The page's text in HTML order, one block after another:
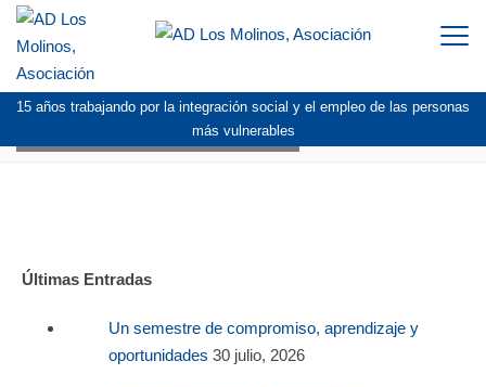
15 años trabajando por la integración social y el empleo de las personas
más vulnerables
FOTO_EQUIPO_PROFESIONAL
Últimas Entradas
Un semestre de compromiso, aprendizaje y
oportunidades 30 julio, 2026